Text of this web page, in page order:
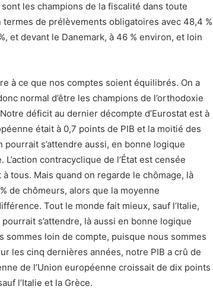
les champions de la fiscalité dans toute
de prélèvements obligatoires avec 48,4 %
et devant le Danemark, à 46 % environ, et loin
à ce que nos comptes soient équilibrés. On a
normal d’être les champions de l’orthodoxie
déficit au dernier décompte d’Eurostat est à
était à 0,7 points de PIB et la moitié des
s’attendre aussi, en bonne logique
contracyclique de l’État est censée
tous. Mais quand on regarde le chômage, là
de chômeurs, alors que la moyenne
Tout le monde fait mieux, sauf l’Italie,
s’attendre, là aussi en bonne logique
sommes loin de compte, puisque nous sommes
les cinq dernières années, notre PIB a crû de
de l’Union européenne croissait de dix points
l’Italie et la Grèce.